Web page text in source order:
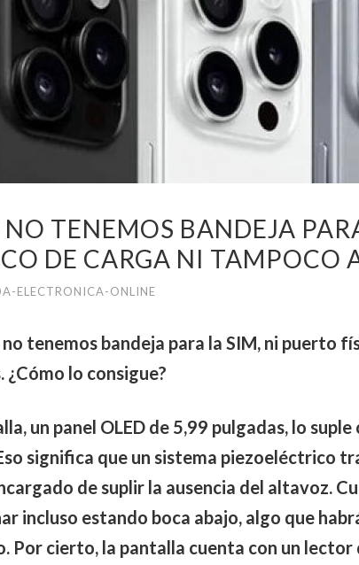
TENEMOS BANDEJA
DE CARGA NI TAMPOCO
ELECTRONICA-ONLINE
tenemos bandeja para la SIM, ni puerto
lo consigue?
un panel OLED de 5,99 pulgadas, lo
significa que un sistema piezoeléctrico
de suplir la ausencia del altavoz.
incluso estando boca abajo, algo que
Por cierto, la pantalla cuenta con un lector